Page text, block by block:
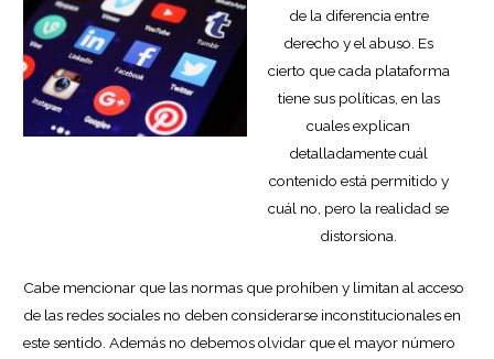
de la diferencia entre
derecho y el abuso. Es
cierto que cada plataforma
tiene sus políticas, en las
cuales explican
detalladamente cuál
contenido está permitido y
cuál no, pero la realidad se
distorsiona.
Cabe mencionar que las normas que prohíben y limitan al acceso
de las redes sociales no deben considerarse inconstitucionales en
este sentido. Además no debemos olvidar que el mayor número